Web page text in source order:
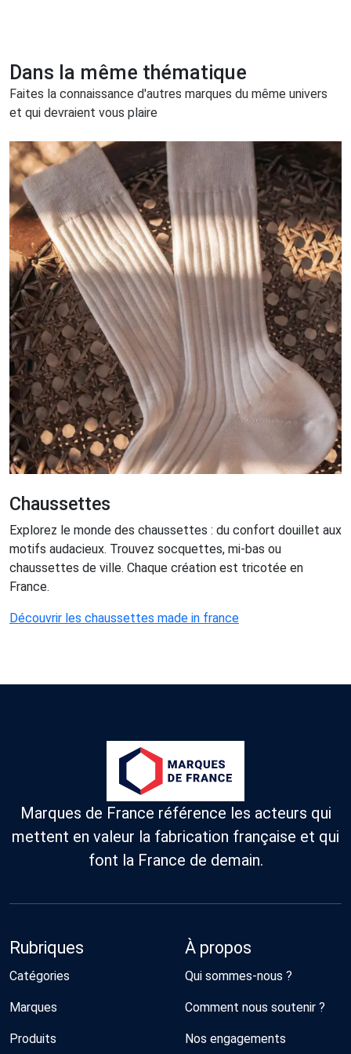
Dans la même thématique
Faites la connaissance d'autres marques du même univers
et qui devraient vous plaire
Chaussettes
Explorez le monde des chaussettes : du confort douillet aux
motifs audacieux. Trouvez socquettes, mi-bas ou
chaussettes de ville. Chaque création est tricotée en
France.
Découvrir les chaussettes made in france
Marques de France référence les acteurs qui
mettent en valeur la fabrication française et qui
font la France de demain.
Rubriques
Catégories
Marques
Produits
À propos
Qui sommes-nous ?
Comment nous soutenir ?
Nos engagements